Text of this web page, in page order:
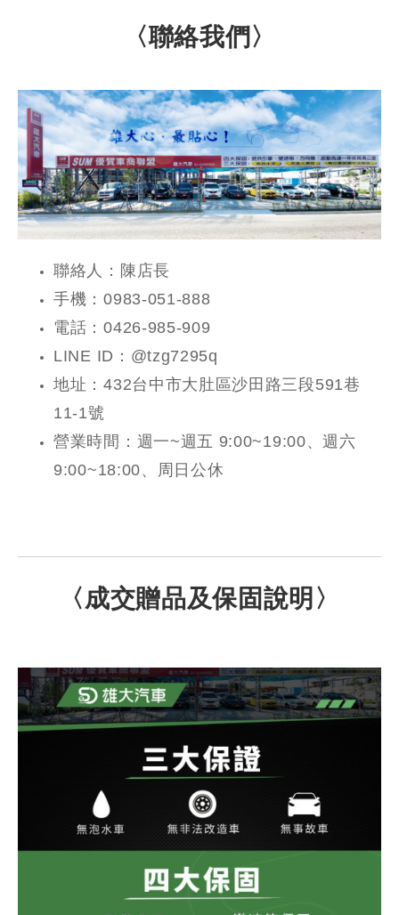
〈聯絡我們〉
聯絡人：陳店長
手機：0983-051-888
電話：0426-985-909
LINE ID：@tzg7295q
地址：432台中市大肚區沙田路三段591巷
11-1號
營業時間：週一~週五 9:00~19:00、週六
9:00~18:00、周日公休
〈成交贈品及保固說明〉